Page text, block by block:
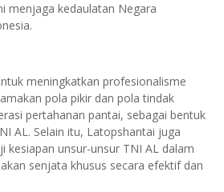
menjaga kedaulatan Negara
meningkatkan profesionalisme
pola pikir dan pola tindak
pertahanan pantai, sebagai bentuk
AL. Selain itu, Latopshantai juga
kesiapan unsur-unsur TNI AL dalam
senjata khusus secara efektif dan